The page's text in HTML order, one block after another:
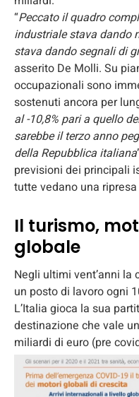
“Peccato il quadro
industriale stava dando
stava dando segnali di
asserito De Molli. Su
occupazionali sono
sostenuti ancora per
al -10,8% pari a quello
sarebbe il terzo anno
della Repubblica italiana
previsioni dei principali
tutte vedano una
Il turismo,
globale
Negli ultimi vent’anni
un posto di lavoro ogni
L’Italia gioca la sua
destinazione che vale
miliardi di euro (pre